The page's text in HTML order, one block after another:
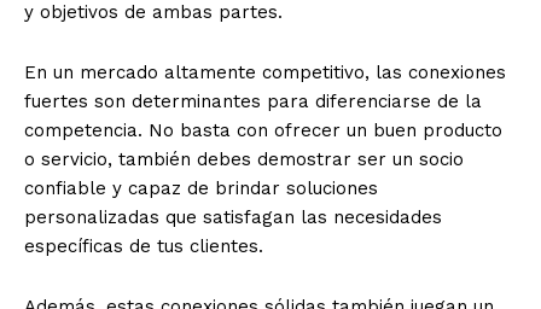
y objetivos de ambas partes.
En un mercado altamente competitivo, las conexiones
fuertes son determinantes para diferenciarse de la
competencia. No basta con ofrecer un buen producto
o servicio, también debes demostrar ser un socio
confiable y capaz de brindar soluciones
personalizadas que satisfagan las necesidades
específicas de tus clientes.